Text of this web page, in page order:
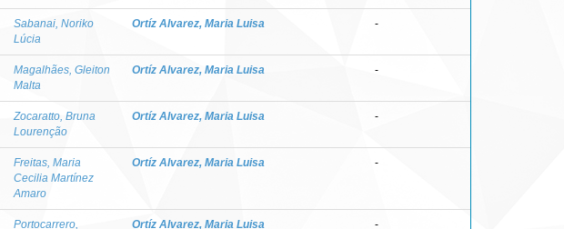
Sabanai, Noriko
Lúcia
Ortíz Alvarez, Maria Luisa -
Magalhães, Gleiton
Malta
Ortíz Alvarez, Maria Luisa -
Zocaratto, Bruna
Lourenção
Ortíz Alvarez, Maria Luisa -
Freitas, Maria
Cecilia Martínez
Amaro
Ortíz Alvarez, Maria Luisa -
Portocarrero, Ortíz Alvarez, Maria Luisa -